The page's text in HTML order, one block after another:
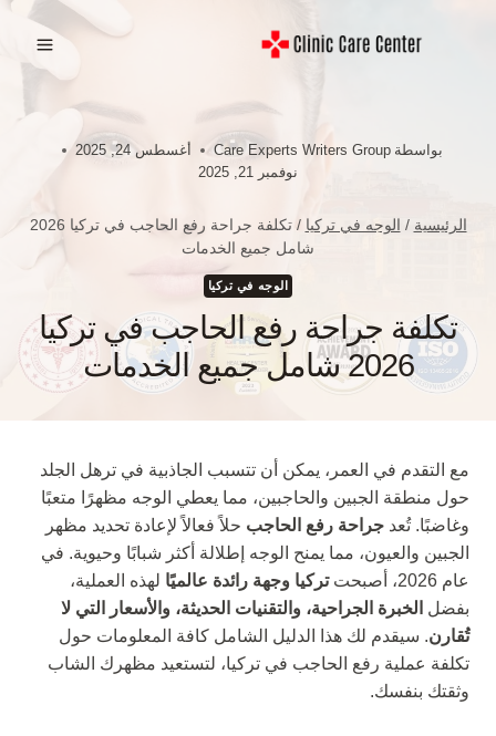
بواسطة Care Experts Writers Group
أغسطس 24, 2025
نوفمبر 21, 2025
الرئيسية / الوجه في تركيا /
تكلفة جراحة رفع الحاجب في تركيا 2026
شامل جميع الخدمات
الوجه في تركيا
تكلفة جراحة رفع الحاجب في تركيا
2026 شامل جميع الخدمات
مع التقدم في العمر، يمكن أن تتسبب الجاذبية في ترهل الجلد
حول منطقة الجبين والحاجبين، مما يعطي الوجه مظهرًا متعبًا
وغاضبًا. تُعد جراحة رفع الحاجب حلاً فعالاً لإعادة تحديد مظهر
الجبين والعيون، مما يمنح الوجه إطلالة أكثر شبابًا وحيوية. في
عام 2026، أصبحت
تركيا وجهة رائدة عالميًا لهذه العملية،
بفضل الخبرة الجراحية، والتقنيات الحديثة، والأسعار التي لا
تُقارن. سيقدم لك هذا الدليل الشامل كافة المعلومات حول
تكلفة عملية رفع الحاجب في تركيا، لتستعيد مظهرك الشاب
وثقتك بنفسك.